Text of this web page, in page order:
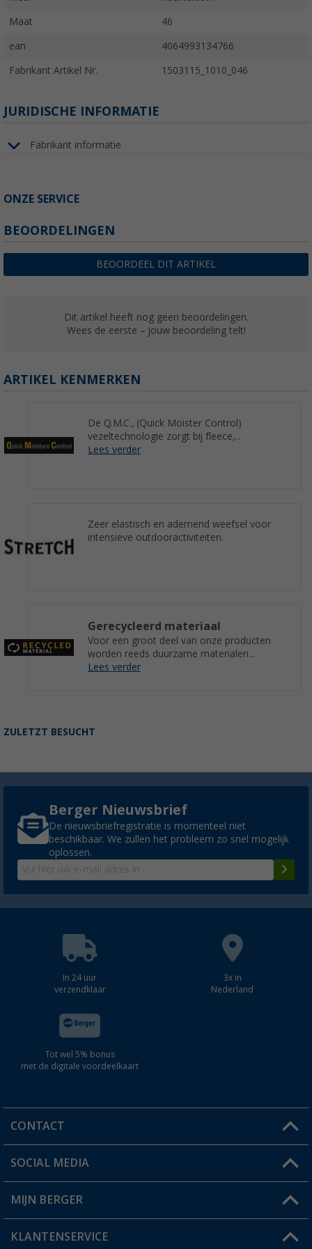
Maat 46
ean 4064993134766
Fabrikant Artikel Nr. 1503115_1010_046
JURIDISCHE INFORMATIE
Fabrikant informatie
ONZE SERVICE
BEOORDELINGEN
BEOORDEEL DIT ARTIKEL
Dit artikel heeft nog geen beoordelingen.
Wees de eerste – jouw beoordeling telt!
ARTIKEL KENMERKEN
De Q.M.C., (Quick Moister Control)
vezeltechnologie zorgt bij fleece,...
Lees verder
Zeer elastisch en ademend weefsel voor
intensieve outdooractiviteiten.
Gerecycleerd materiaal
Voor een groot deel van onze producten
worden reeds duurzame materialen...
Lees verder
ZULETZT BESUCHT
Berger Nieuwsbrief
De nieuwsbriefregistratie is momenteel niet
beschikbaar. We zullen het probleem zo snel mogelijk
oplossen.
In 24 uur
verzendklaar
3x in
Nederland
Tot wel 5% bonus
met de digitale voordeelkaart
CONTACT
Een vraag?
Winkel vinden
SOCIAL MEDIA
MIJN BERGER
Mijn account
KLANTENSERVICE